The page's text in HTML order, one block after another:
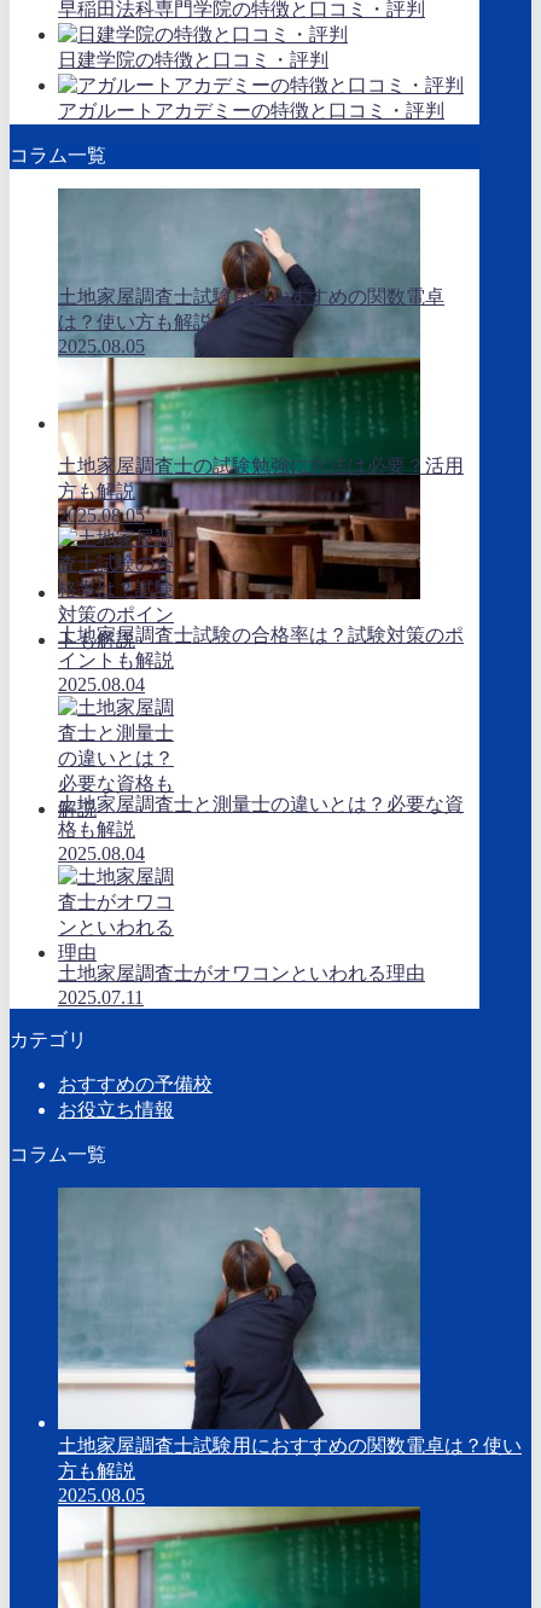
早稲田法科専門学院の特徴と口コミ・評判
日建学院の特徴と口コミ・評判
アガルートアカデミーの特徴と口コミ・評判
コラム一覧
土地家屋調査士試験用におすすめの関数電卓
は？使い方も解説
2025.08.05
土地家屋調査士の試験勉強に六法は必要？活用
方も解説
2025.08.05
土地家屋調査士試験の合格率は？試験対策のポ
イントも解説
2025.08.04
土地家屋調査士と測量士の違いとは？必要な資
格も解説
2025.08.04
土地家屋調査士がオワコンといわれる理由
2025.07.11
カテゴリ
おすすめの予備校
お役立ち情報
コラム一覧
土地家屋調査士試験用におすすめの関数電卓は？使い
方も解説
2025.08.05